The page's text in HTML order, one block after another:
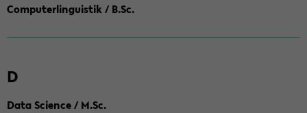
Computerlinguistik / B.Sc.
D
Data Science / M.Sc.